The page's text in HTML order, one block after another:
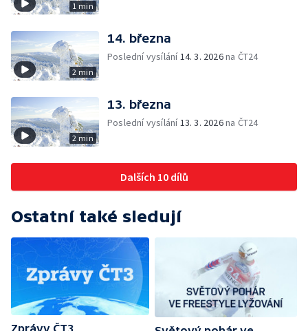
1 min
2 min
14. března
Poslední vysílání14. 3. 2026na ČT24
2 min
13. března
Poslední vysílání13. 3. 2026na ČT24
Dalších 10 dílů
Ostatní také sledují
Zprávy ČT3